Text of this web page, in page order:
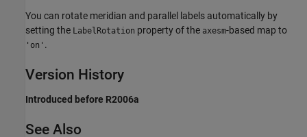
You can rotate meridian and parallel labels automatically by
setting the LabelRotation property of the axesm-based map to
'on' .
Version History
Introduced before R2006a
See Also